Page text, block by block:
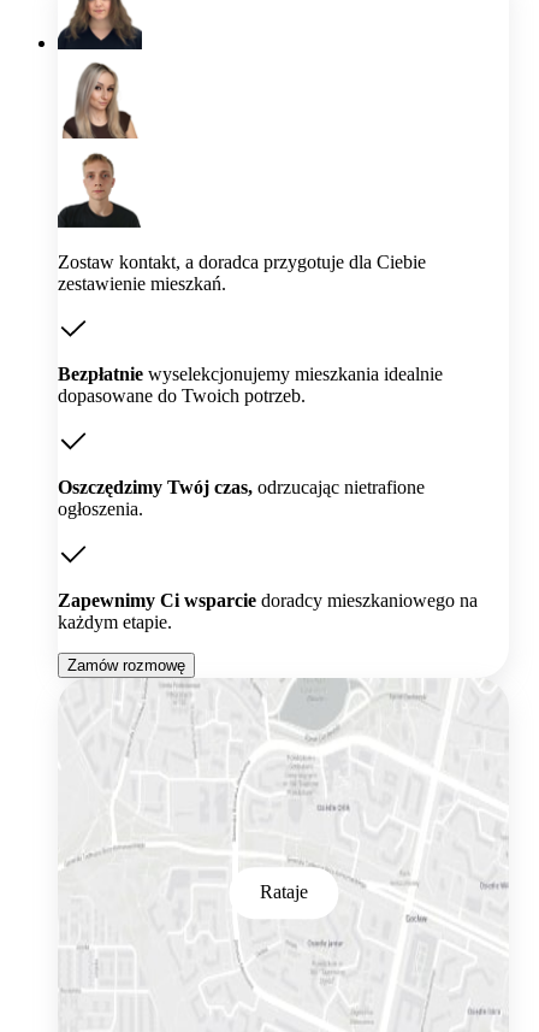
Zostaw kontakt, a doradca przygotuje dla Ciebie
zestawienie mieszkań.
Bezpłatnie wyselekcjonujemy mieszkania idealnie
dopasowane do Twoich potrzeb.
Oszczędzimy Twój czas, odrzucając nietrafione
ogłoszenia.
Zapewnimy Ci wsparcie doradcy mieszkaniowego na
każdym etapie.
Zamów rozmowę
Rataje